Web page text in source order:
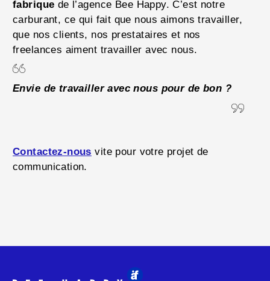
fabrique de l’agence Bee Happy. C’est notre
carburant, ce qui fait que nous aimons travailler,
que nos clients, nos prestataires et nos
freelances aiment travailler avec nous.
Envie de travailler avec nous pour de bon ?
Contactez-nous vite pour votre projet de
communication.